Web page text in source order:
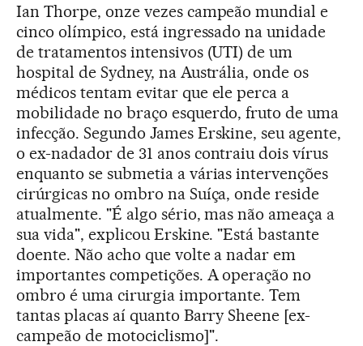
Ian Thorpe, onze vezes campeão mundial e
cinco olímpico, está ingressado na unidade
de tratamentos intensivos (UTI) de um
hospital de Sydney, na Austrália, onde os
médicos tentam evitar que ele perca a
mobilidade no braço esquerdo, fruto de uma
infecção. Segundo James Erskine, seu agente,
o ex-nadador de 31 anos contraiu dois vírus
enquanto se submetia a várias intervenções
cirúrgicas no ombro na Suíça, onde reside
atualmente. "É algo sério, mas não ameaça a
sua vida", explicou Erskine. "Está bastante
doente. Não acho que volte a nadar em
importantes competições. A operação no
ombro é uma cirurgia importante. Tem
tantas placas aí quanto Barry Sheene [ex-
campeão de motociclismo]".